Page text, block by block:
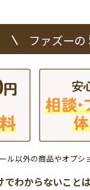
ファズーの
以外の商品やオプシ
わからないことは